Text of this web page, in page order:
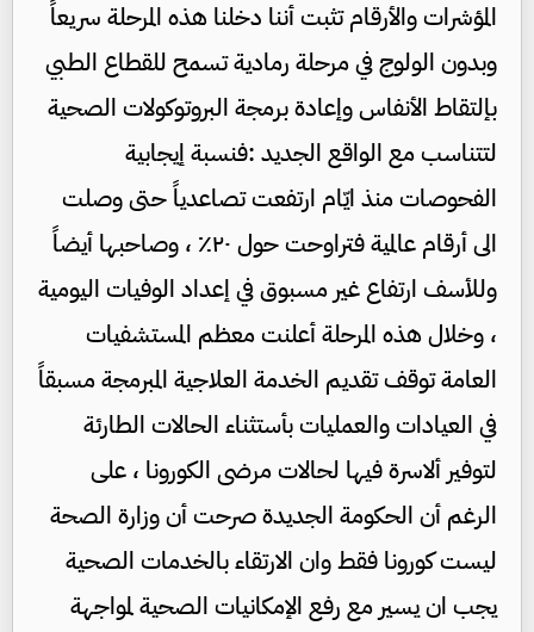
المؤشرات والأرقام تثبت أننا دخلنا هذه المرحلة سريعاً
وبدون الولوج في مرحلة رمادية تسمح للقطاع الطبي
بإلتقاط الأنفاس وإعادة برمجة البروتوكولات الصحية
لتتناسب مع الواقع الجديد :فنسبة إيجابية
الفحوصات منذ ايّام ارتفعت تصاعدياً حتى وصلت
الى أرقام عالمية فتراوحت حول ٢٠٪؜ ، وصاحبها أيضاً
وللأسف ارتفاع غير مسبوق في إعداد الوفيات اليومية
، وخلال هذه المرحلة أعلنت معظم المستشفيات
العامة توقف تقديم الخدمة العلاجية المبرمجة مسبقاً
في العيادات والعمليات بأستثناء الحالات الطارئة
لتوفير ألاسرة فيها لحالات مرضى الكورونا ، على
الرغم أن الحكومة الجديدة صرحت أن وزارة الصحة
ليست كورونا فقط وان الارتقاء بالخدمات الصحية
يجب ان يسير مع رفع الإمكانيات الصحية لمواجهة